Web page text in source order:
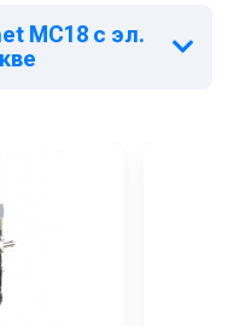
МС18 с эл.